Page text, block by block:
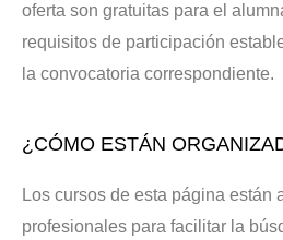
oferta son gratuitas para el
requisitos de participación
la convocatoria correspondiente.
¿CÓMO ESTÁN
Los cursos de esta página están
profesionales para facilitar la